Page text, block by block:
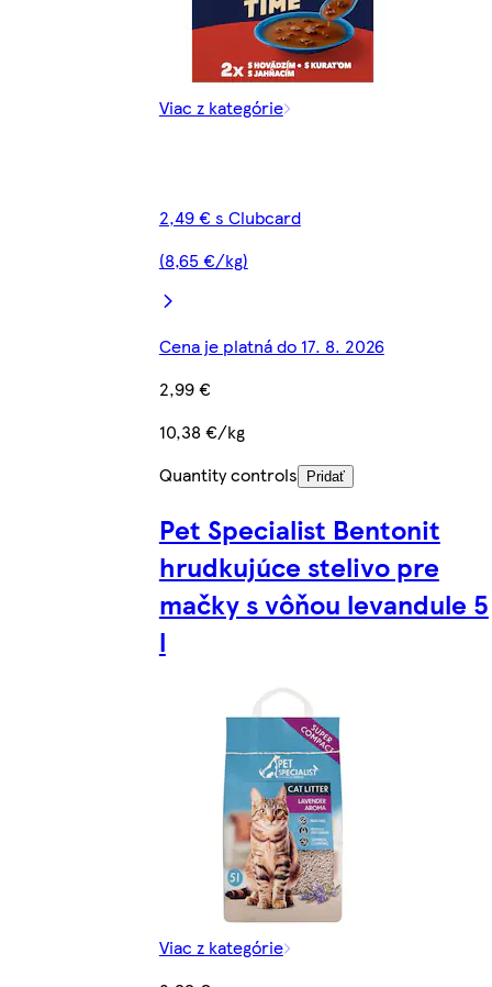
Viac z kategórie
2,49 € s Clubcard
(8,65 €/kg)
Cena je platná do 17. 8. 2026
2,99 €
10,38 €/kg
Quantity controls
Pridať
Pet Specialist Bentonit
hrudkujúce stelivo pre
mačky s vôňou levandule 5
l
Viac z kategórie